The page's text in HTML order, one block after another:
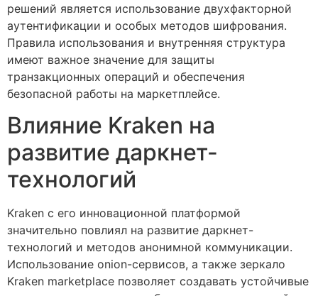
решений является использование двухфакторной
аутентификации и особых методов шифрования.
Правила использования и внутренняя структура
имеют важное значение для защиты
транзакционных операций и обеспечения
безопасной работы на маркетплейсе.
Влияние Kraken на
развитие даркнет-
технологий
Kraken с его инновационной платформой
значительно повлиял на развитие даркнет-
технологий и методов анонимной коммуникации.
Использование onion-сервисов, а также зеркало
Kraken marketplace позволяет создавать устойчивые